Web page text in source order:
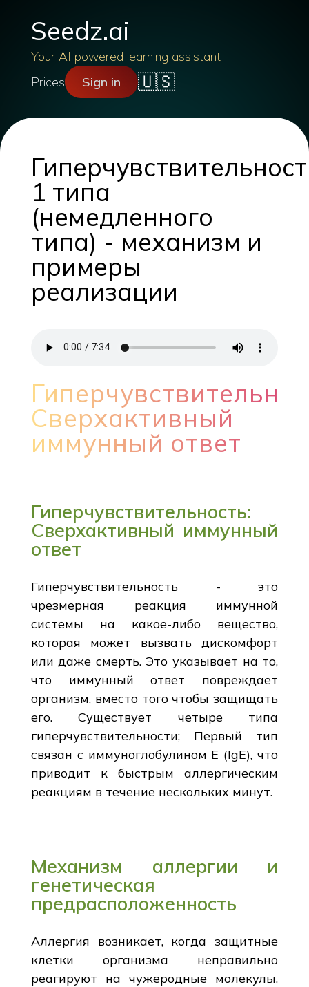
Seedz.ai
Your AI powered learning assistant
Prices
Sign in 🇺🇸
1 типа
(немедленного
типа) - механизм и
примеры
реализации
Сверхактивный
иммунный ответ
Гиперчувствительность:
Сверхактивный иммунный
ответ
Гиперчувствительность - это
чрезмерная реакция иммунной
системы на какое-либо вещество,
которая может вызвать дискомфорт
или даже смерть. Это указывает на то,
что иммунный ответ повреждает
организм, вместо того чтобы защищать
его. Существует четыре типа
гиперчувствительности; Первый тип
связан с иммуноглобулином Е (IgE), что
приводит к быстрым аллергическим
реакциям в течение нескольких минут.
Механизм аллергии и
генетическая
предрасположенность
Аллергия возникает, когда защитные
клетки организма неправильно
реагируют на чужеродные молекулы,